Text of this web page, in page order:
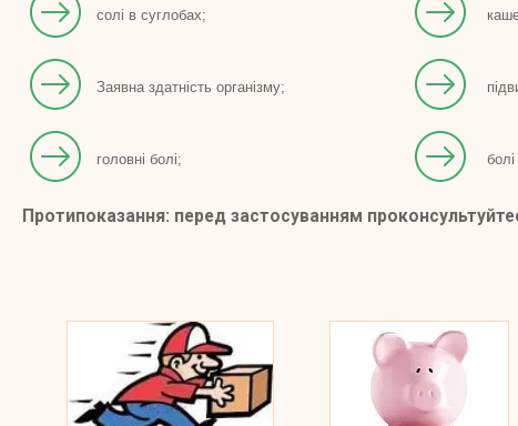
солі в суглобах;
Заявна здатність організму;
головні болі; болі
Протипоказання: перед застосуванням